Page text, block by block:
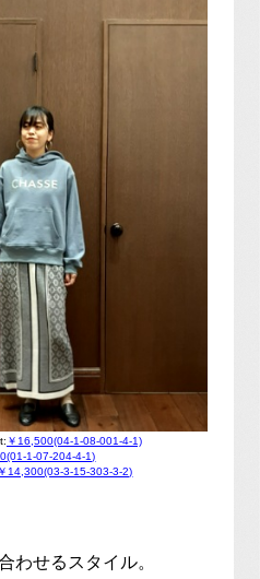
￥16,500(04-1-08-001-4-1)
1-07-204-4-1)
￥14,300(03-3-15-303-3-2)
わせるスタイル。